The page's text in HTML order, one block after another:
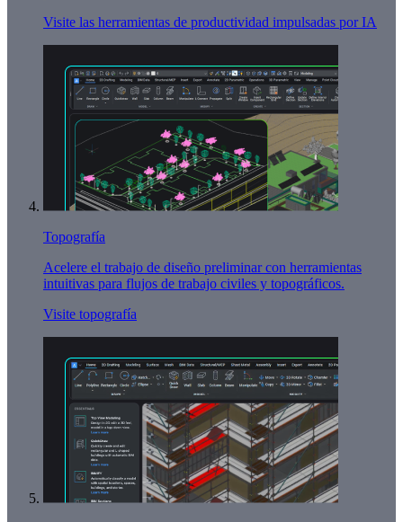
Visite las herramientas de productividad impulsadas por IA
Topografía
Acelere el trabajo de diseño preliminar con herramientas
intuitivas para flujos de trabajo civiles y topográficos.
Visite topografía